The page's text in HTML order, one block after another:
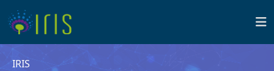
IRIS